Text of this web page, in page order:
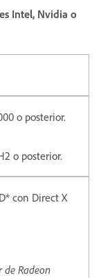
Intel, Nvidia o
o posterior.
o posterior.
con Direct X
de Radeon